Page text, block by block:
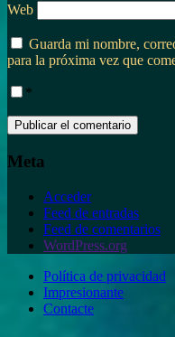
Web
Guarda mi nombre,
para la próxima vez que
*
Meta
Acceder
Feed de entradas
Feed de comentarios
WordPress.org
Política de privacidad
Impresionante
Contacte